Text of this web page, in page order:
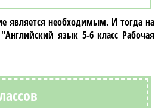
является необходимым. И тогда на
"Английский язык 5-6 класс Рабочая